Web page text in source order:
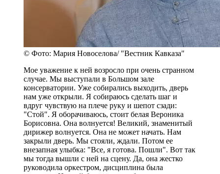
© Фото: Мария Новоселова/ "Вестник Кавказа"
Мое уважение к ней возросло при очень странном
случае. Мы выступали в Большом зале
консерватории. Уже собирались выходить, дверь
нам уже открыли. Я собираюсь сделать шаг и
вдруг чувствую на плече руку и шепот сзади:
"Стой". Я оборачиваюсь, стоит белая Вероника
Борисовна. Она волнуется! Великий, знаменитый
дирижер волнуется. Она не может начать. Нам
закрыли дверь. Мы стояли, ждали. Потом ее
внезапная улыбка: "Все, я готова. Пошли". Вот так
мы тогда вышли с ней на сцену. Да, она жестко
руководила оркестром, дисциплина была